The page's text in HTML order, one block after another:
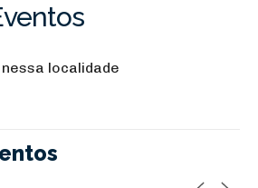
localidade